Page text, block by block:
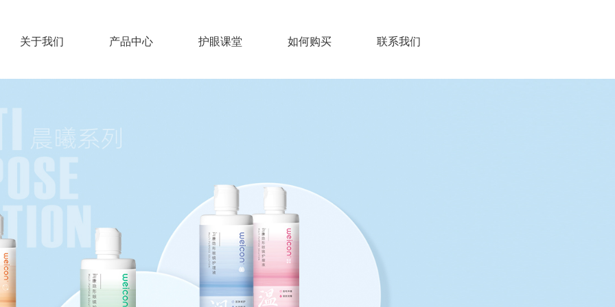
关于我们 产品中心 护眼课堂 如何购买 联系我们